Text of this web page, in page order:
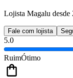
Lojista Magalu desde
Fale com lojista
5.0
RuimÓtimo